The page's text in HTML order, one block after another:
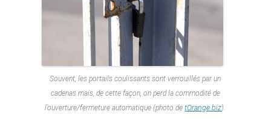
Souvent, les portails coulissants sont verrouillés par un
cadenas mais, de cette façon, on perd la commodité de
l’ouverture/fermeture automatique (photo detOrange.biz).